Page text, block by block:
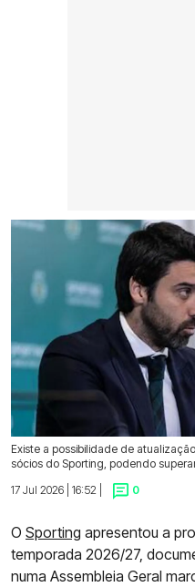
Existe a possibilidade de
sócios do Sporting, podendo
17 Jul 2026 | 16:52 |
0
O Sporting apresentou a
temporada 2026/27,
numa Assembleia Geral